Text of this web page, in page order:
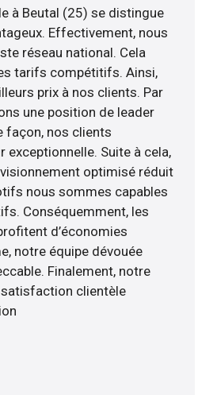
à Beutal (25) se distingue
Effectivement, nous
réseau national. Cela
tarifs compétitifs. Ainsi,
prix à nos clients. Par
une position de leader
façon, nos clients
exceptionnelle. Suite à cela,
optimisé réduit
nous sommes capables
Conséquemment, les
d’économies
notre équipe dévouée
Finalement, notre
clientèle